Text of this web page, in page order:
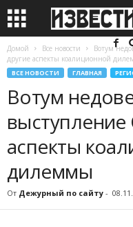
Домой Все новости
Вотум
другие аспекты коалиционной
ВСЕ НОВОСТИ ГЛАВНАЯ
Вотум
выступление
аспекты
дилеммы
От Дежурный по сайту -